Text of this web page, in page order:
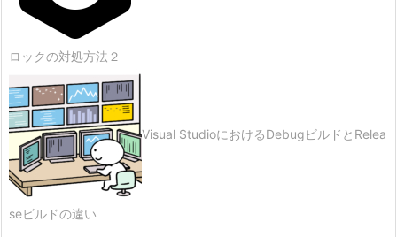
ロックの対処方法２
Visual StudioにおけるDebugビルドとRelea
seビルドの違い